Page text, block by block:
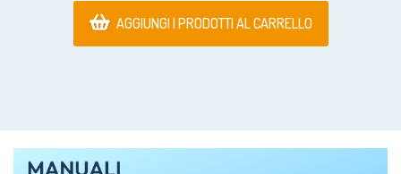
AGGIUNGI I PRODOTTI AL CARRELLO